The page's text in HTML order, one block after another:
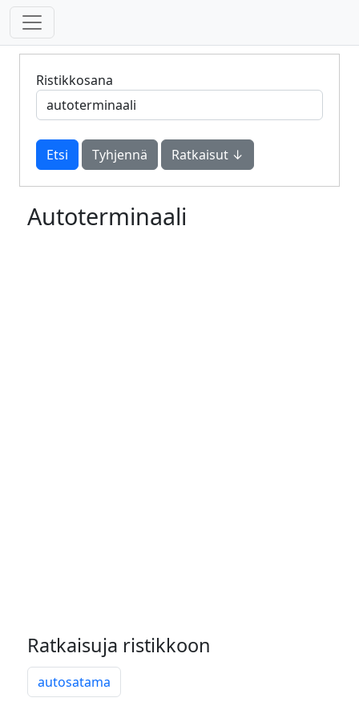
Ristikkosana
Tyhjennä Ratkaisut ↓
Autoterminaali
Ratkaisuja ristikkoon
autosatama